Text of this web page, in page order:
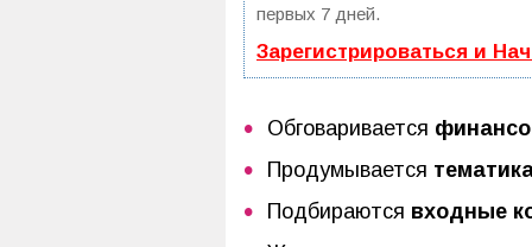
первых 7 дней.
Зарегистрироваться и
Обговаривается
Продумывается
Подбираются входные